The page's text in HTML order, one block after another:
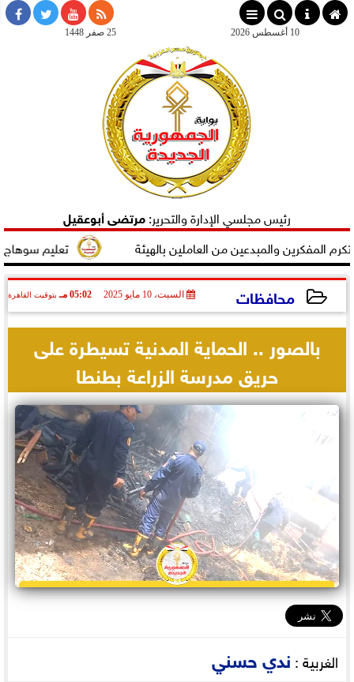
× 25 صفر 1448 10 أغسطس 2026
رئيس مجلسي الإدارة والتحرير:مرتضى أبوعقيل
تعليم سوهاج يتألق على من العاملين بالهيئة
محافظات السبت، 10 مايو 2025 05:02 مـ بتوقيت القاهرة
بالصور .. الحماية المدنية تسيطرة على
حريق مدرسة الزراعة بطنطا
الغربية : ندي حسني